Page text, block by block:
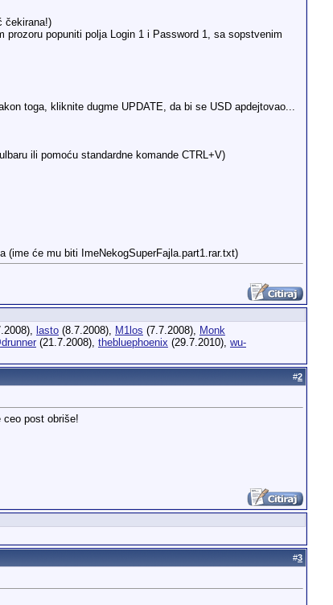
čekirana!)
popuniti polja Login 1 i Password 1, sa sopstvenim
toga, kliknite dugme UPDATE, da bi se USD apdejtovao...
ili pomoću standardne komande CTRL+V)
će mu biti ImeNekogSuperFajla.part1.rar.txt)
lasto(8.7.2008), M1los (7.7.2008), Monk
(21.7.2008), thebluephoenix (29.7.2010), wu-
#2
ceo post obriše!
#3